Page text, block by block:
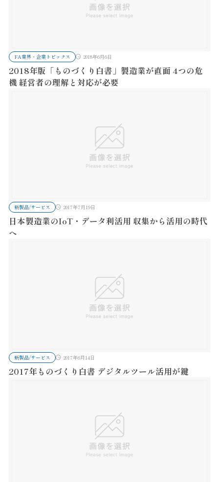
FA業界・企業トピックス 2018年6月6日
2018年版「ものづくり白書」製造業が直面 4つの危
機 経営者の理解と対応が必要
新製品/サービス 2017年7月19日
日本製造業のIoT・データ利活用 収集から活用の時代
へ
新製品/サービス 2017年6月14日
2017年ものづくり白書 デジタルツール活用が鍵